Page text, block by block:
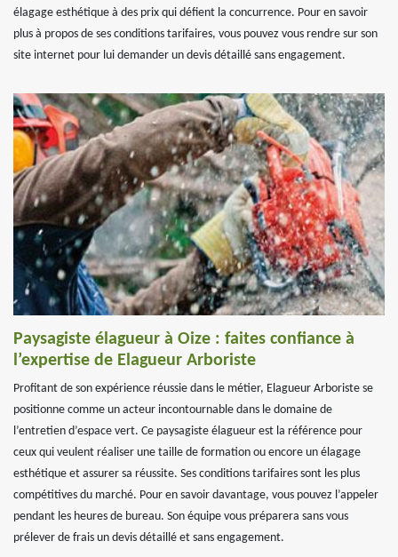
élagage esthétique à des prix qui défient la concurrence. Pour en savoir
plus à propos de ses conditions tarifaires, vous pouvez vous rendre sur son
site internet pour lui demander un devis détaillé sans engagement.
Paysagiste élagueur à Oize : faites confiance à
l’expertise de Elagueur Arboriste
Profitant de son expérience réussie dans le métier, Elagueur Arboriste se
positionne comme un acteur incontournable dans le domaine de
l’entretien d’espace vert. Ce paysagiste élagueur est la référence pour
ceux qui veulent réaliser une taille de formation ou encore un élagage
esthétique et assurer sa réussite. Ses conditions tarifaires sont les plus
compétitives du marché. Pour en savoir davantage, vous pouvez l’appeler
pendant les heures de bureau. Son équipe vous préparera sans vous
prélever de frais un devis détaillé et sans engagement.